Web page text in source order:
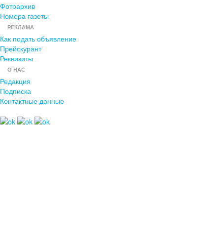
Фотоархив
Номера газеты
РЕКЛАМА
Как подать объявление
Прейскурант
Реквизиты
О НАС
Редакция
Подписка
Контактные данные